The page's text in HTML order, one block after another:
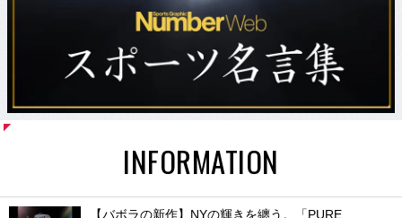
INFORMATION
【バボラの新作】NYの輝きを纏う。「PURE